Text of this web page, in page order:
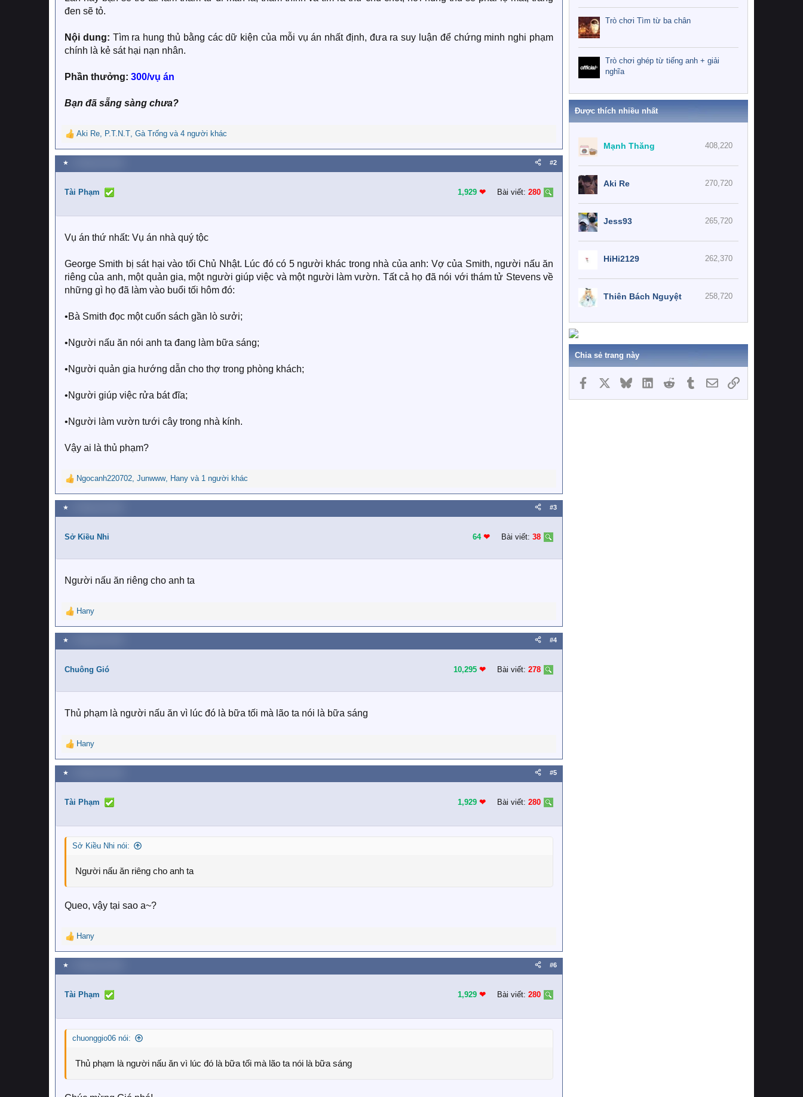
đen sẽ tỏ.
Nội dung: Tìm ra hung thủ bằng các dữ kiện của mỗi vụ án nhất định, đưa ra suy luận để chứng minh nghi phạm
chính là kẻ sát hại nạn nhân.
Phần thưởng: 300/vụ án
Bạn đã sẵng sàng chưa?
R
e
a
c
i
:
Aki Re, P.T.N.T, Gà Trống và 4 người khác
★ #2
Tài Phạm 1,929 ❤︎ Bài viết: 280
Vụ án thứ nhất: Vụ án nhà quý tộc
George Smith bị sát hại vào tối Chủ Nhật. Lúc đó có 5 người khác trong nhà của anh: Vợ của Smith, người nấu ăn
riêng của anh, một quản gia, một người giúp việc và một người làm vườn. Tất cả họ đã nói với thám tử Stevens về
những gì họ đã làm vào buổi tối hôm đó:
•Bà Smith đọc một cuốn sách gần lò sưởi;
•Người nấu ăn nói anh ta đang làm bữa sáng;
•Người quản gia hướng dẫn cho thợ trong phòng khách;
•Người giúp việc rửa bát đĩa;
•Người làm vườn tưới cây trong nhà kính.
Vậy ai là thủ phạm?
R
e
a
c
i
n
:
Ngocanh220702, Junwww, Hany và 1 người khác
★ #3
Sở Kiều Nhi 64 ❤︎ Bài viết: 38
Người nấu ăn riêng cho anh ta
R
e
a
c
i
n
:
Hany
★ #4
Chuông Gió 10,295 ❤︎ Bài viết: 278
Thủ phạm là người nấu ăn vì lúc đó là bữa tối mà lão ta nói là bữa sáng
R
e
a
c
i
Hany
★ #5
Tài Phạm 1,929 ❤︎ Bài viết: 280
Sở Kiều Nhi nói:
Người nấu ăn riêng cho anh ta
Queo, vậy tại sao a~?
R
e
a
c
i
Hany
★ #6
Tài Phạm 1,929 ❤︎ Bài viết: 280
chuonggio06 nói:
Thủ phạm là người nấu ăn vì lúc đó là bữa tối mà lão ta nói là bữa sáng
Trò chơi Tìm từ ba chân
Trò chơi ghép từ tiếng anh + giải
nghĩa
Được thích nhiều nhất
408,220
Mạnh Thăng
270,720
Aki Re
265,720
Jess93
262,370
HiHi2129
258,720
Thiên Bách Nguyệt
Chia sẻ trang này
Facebook BlueskyLinkedInReddit TumblrEmailLink